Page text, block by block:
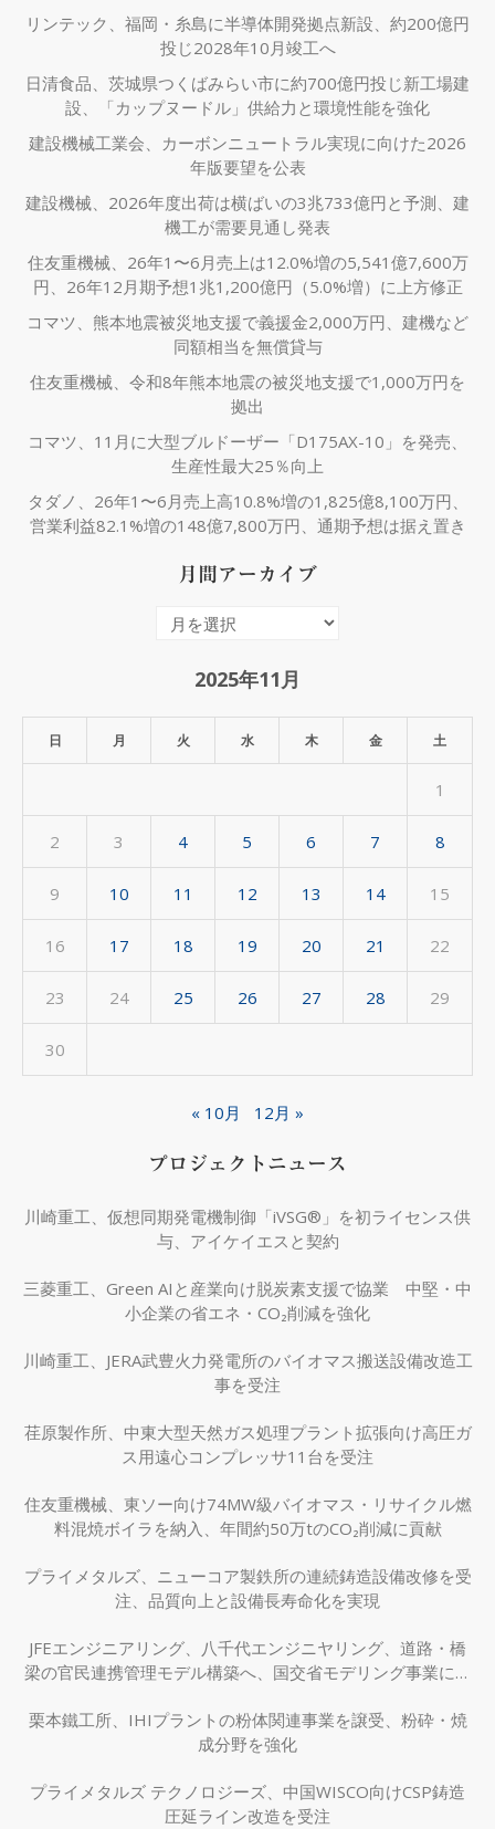
リンテック、福岡・糸島に半導体開発拠点新設、約200億円
投じ2028年10月竣工へ
日清食品、茨城県つくばみらい市に約700億円投じ新工場建
設、「カップヌードル」供給力と環境性能を強化
建設機械工業会、カーボンニュートラル実現に向けた2026
年版要望を公表
建設機械、2026年度出荷は横ばいの3兆733億円と予測、建
機工が需要見通し発表
住友重機械、26年1〜6月売上は12.0%増の5,541億7,600万
円、26年12月期予想1兆1,200億円（5.0%増）に上方修正
コマツ、熊本地震被災地支援で義援金2,000万円、建機など
同額相当を無償貸与
住友重機械、令和8年熊本地震の被災地支援で1,000万円を
拠出
コマツ、11月に大型ブルドーザー「D175AX-10」を発売、
生産性最大25％向上
タダノ、26年1〜6月売上高10.8%増の1,825億8,100万円、
営業利益82.1%増の148億7,800万円、通期予想は据え置き
月間アーカイブ
イ
2025年11月
日 月 火 水 木 金 土
1
2 3 4 5 6 7 8
9 10 11 12 13 14 15
16 17 18 19 20 21 22
23 24 25 26 27 28 29
30
« 10月 12月 »
プロジェクトニュース
川崎重工、仮想同期発電機制御「iVSG®」を初ライセンス供
与、アイケイエスと契約
三菱重工、Green AIと産業向け脱炭素支援で協業 中堅・中
小企業の省エネ・CO₂削減を強化
川崎重工、JERA武豊火力発電所のバイオマス搬送設備改造工
事を受注
荏原製作所、中東大型天然ガス処理プラント拡張向け高圧ガ
ス用遠心コンプレッサ11台を受注
住友重機械、東ソー向け74MW級バイオマス・リサイクル燃
料混焼ボイラを納入、年間約50万tのCO₂削減に貢献
プライメタルズ、ニューコア製鉄所の連続鋳造設備改修を受
注、品質向上と設備長寿命化を実現
JFEエンジニアリング、八千代エンジニヤリング、道路・橋
梁の官民連携管理モデル構築へ、国交省モデリング事業に採
栗本鐵工所、IHIプラントの粉体関連事業を譲受、粉砕・焼
成分野を強化
プライメタルズ テクノロジーズ、中国WISCO向けCSP鋳造
圧延ライン改造を受注